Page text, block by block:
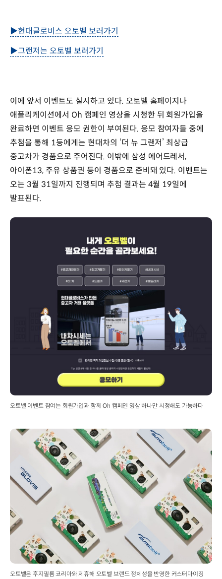
▶현대글로비스 오토벨 보러가기
▶그랜저는 오토벨 보러가기
이에 앞서 이벤트도 실시하고 있다. 오토벨 홈페이지나
애플리케이션에서 Oh 캠페인 영상을 시청한 뒤 회원가입을
완료하면 이벤트 응모 권한이 부여된다. 응모 참여자들 중에
추첨을 통해 1등에게는 현대차의 ‘더 뉴 그랜저’ 최상급
중고차가 경품으로 주어진다. 이밖에 삼성 에어드레서,
아이폰13, 주유 상품권 등이 경품으로 준비돼 있다. 이벤트는
오는 3월 31일까지 진행되며 추첨 결과는 4월 19일에
발표된다.
오토벨 이벤트 참여는 회원가입과 함께 Oh 캠페인 영상 하나만 시청해도 가능하다
오토벨은 후지필름 코리아와 제휴해 오토벨 브랜드 정체성을 반영한 커스터마이징